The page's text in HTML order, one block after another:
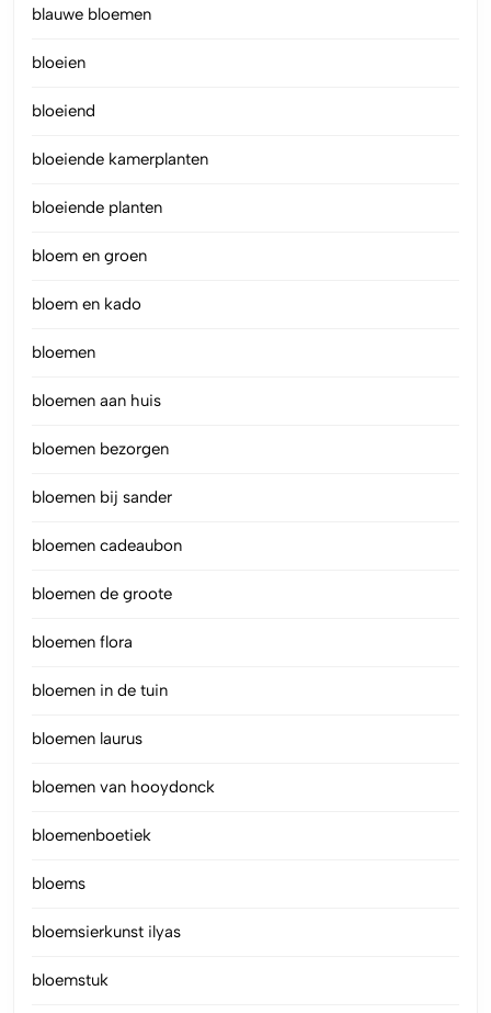
blauwe bloemen
bloeien
bloeiend
bloeiende kamerplanten
bloeiende planten
bloem en groen
bloem en kado
bloemen
bloemen aan huis
bloemen bezorgen
bloemen bij sander
bloemen cadeaubon
bloemen de groote
bloemen flora
bloemen in de tuin
bloemen laurus
bloemen van hooydonck
bloemenboetiek
bloems
bloemsierkunst ilyas
bloemstuk